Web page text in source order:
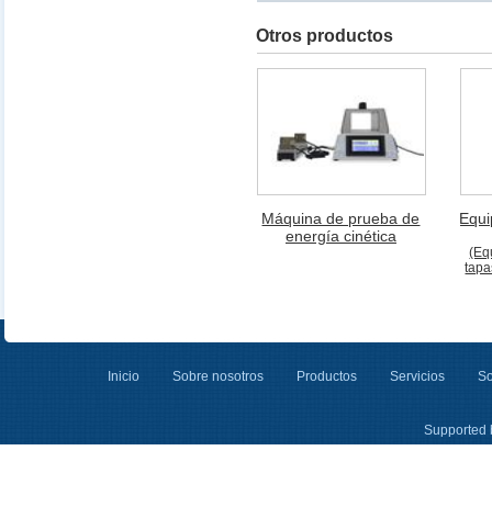
Otros productos
Máquina de prueba de
energía cinética
Inicio Sobre nosotros Productos Servicios
Supported